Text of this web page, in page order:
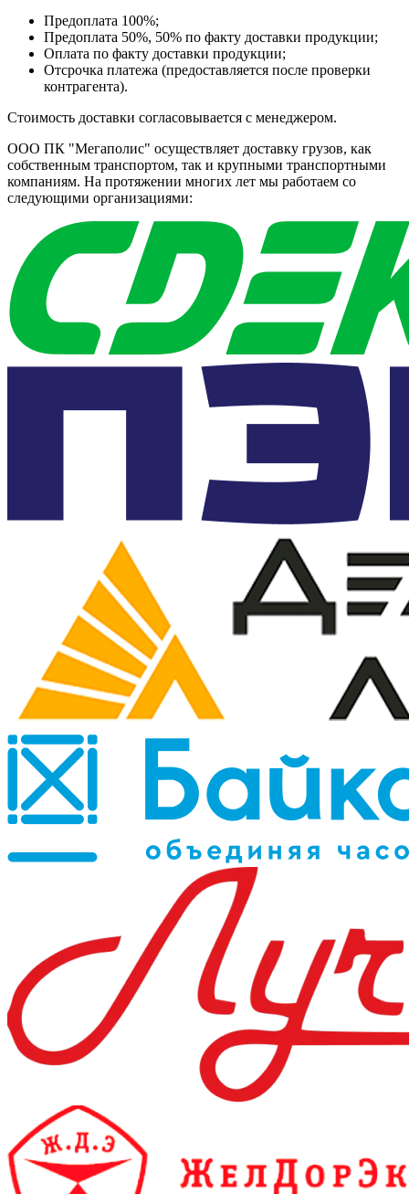
Предоплата 100%;
Предоплата 50%, 50% по факту доставки продукции;
Оплата по факту доставки продукции;
Отсрочка платежа (предоставляется после проверки
контрагента).
Стоимость доставки согласовывается с менеджером.
ООО ПК "Мегаполис" осуществляет доставку грузов, как
собственным транспортом, так и крупными транспортными
компаниям. На протяжении многих лет мы работаем со
следующими организациями: